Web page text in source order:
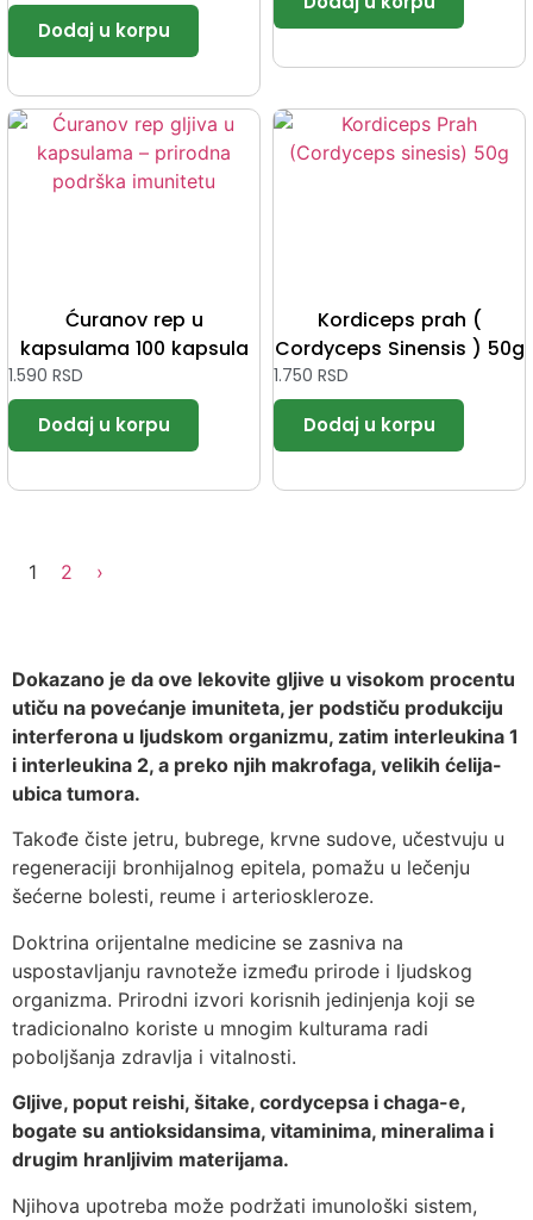
Ćuranov rep u
kapsulama 100 kapsula
1.590 RSD
Kordiceps prah (
Cordyceps Sinensis ) 50g
1.750 RSD
1 2 ›
Dokazano je da ove lekovite gljive u visokom procentu
utiču na povećanje imuniteta, jer podstiču produkciju
interferona u ljudskom organizmu, zatim interleukina 1
i interleukina 2, a preko njih makrofaga, velikih ćelija-
ubica tumora.
Takođe čiste jetru, bubrege, krvne sudove, učestvuju u
regeneraciji bronhijalnog epitela, pomažu u lečenju
šećerne bolesti, reume i arterioskleroze.
Doktrina orijentalne medicine se zasniva na
uspostavljanju ravnoteže između prirode i ljudskog
organizma. Prirodni izvori korisnih jedinjenja koji se
tradicionalno koriste u mnogim kulturama radi
poboljšanja zdravlja i vitalnosti.
Gljive, poput reishi, šitake, cordycepsa i chaga-e,
bogate su antioksidansima, vitaminima, mineralima i
drugim hranljivim materijama.
Njihova upotreba može podržati imunološki sistem,